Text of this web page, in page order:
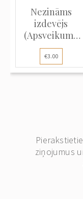
Nezināms
izdevējs
(Apsveikuma
atklātne):
Gulb...
€3.00
ziņojumus